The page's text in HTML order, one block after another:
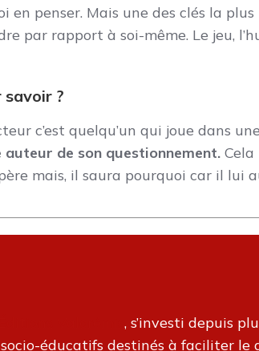
en penser. Mais une des clés la
par rapport à soi-même. Le jeu,
?
c’est quelqu’un qui joue dans
de son questionnement. Cela
mais, il saura pourquoi car il lui
, s’investi depuis
éducatifs destinés à faciliter le